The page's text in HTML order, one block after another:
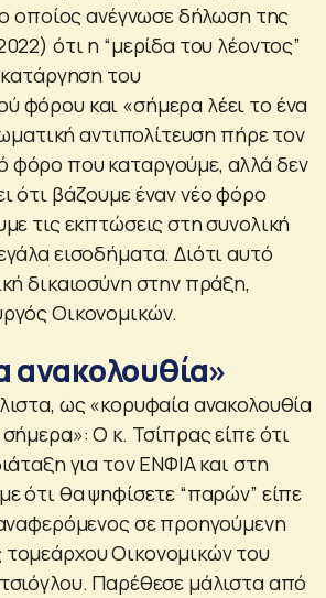
οποίος ανέγνωσε δήλωση της
ότι η “μερίδα του λέοντος”
κατάργηση του
φόρου και «σήμερα λέει το ένα
αντιπολίτευση πήρε τον
φόρο που καταργούμε, αλλά δεν
ότι βάζουμε έναν νέο φόρο
τις εκπτώσεις στη συνολική
εισοδήματα. Διότι αυτό
δικαιοσύνη στην πράξη,
Οικονομικών.
ανακολουθία»
ως «κορυφαία ανακολουθία
Ο κ. Τσίπρας είπε ότι
για τον ΕΝΦΙΑ και στη
ότι θα ψηφίσετε “παρών” είπε
σε προηγούμενη
Οικονομικών του
Παρέθεσε μάλιστα από